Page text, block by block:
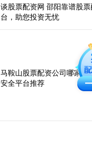
谈股票配资网 邵阳靠谱股
台，助您投资无忧
马鞍山股票配资公司哪家好
安全平台推荐